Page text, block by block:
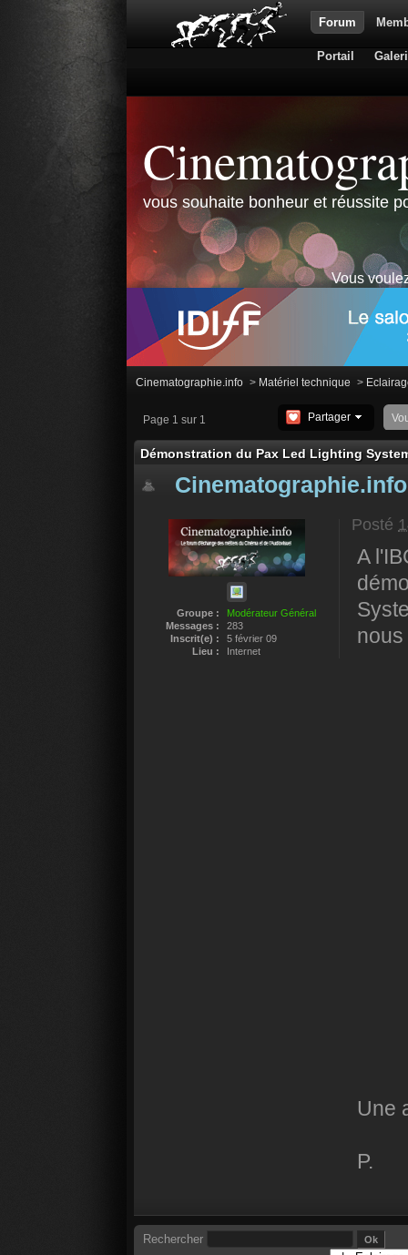
Forum
Portail
vous souhaite bonheur et réussite
Vous
Cinematographie.info > Matériel technique >
Page 1 sur 1 Partager
Démonstration du Pax Led Lighting
Cinematographie.info
Groupe :
Modérateur Général
Messages :
283
Inscrit(e) :
5 février 09
Lieu :
Internet
Posté
A
Une
P.
Rechercher